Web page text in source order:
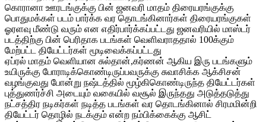
கொரானா ஊரடங்குக்கு பின் ஜனவரி மாதம் திரையரங்குக்கு
பொதுமக்கள் படம் பார்க்க வர தொடங்கினார்கள் திரையரங்குகள்
ஓரளவு மீண்டு வரும் என எதிர்பார்க்கப்பட்டது ஜனவரியில் மாஸ்டர்
படத்திற்கு பின் பெரிதாக படங்கள் வெளிவராததால் 100க்கும்
மேற்பட்ட தியேட்டர்கள் மூடிவைக்கப்பட்டது
ஏப்ரல் மாதம் வெளியான சுல்தான்,கர்ணன் ஆகிய இரு படங்களும்
உயிருக்கு போராடிக்கொண்டிருப்பவருக்கு சுவாசிக்க ஆக்சிசன்
வழங்குவது போன்று நஷ்டத்தில் மூழ்கிகொண்டிருந்த தியேட்டர்கள்
புத்துணர்ச்சி அடையும் வகையில் வசூல் இருந்தது அடுத்தடுத்து
நட்சத்திர நடிகர்கள் நடித்த படங்கள் வர தொடங்கினால் சிரமமின்றி
தியேட்டர் தொழில் நடக்கும் என்ற நம்பிக்கைக்கு ஆசிட்